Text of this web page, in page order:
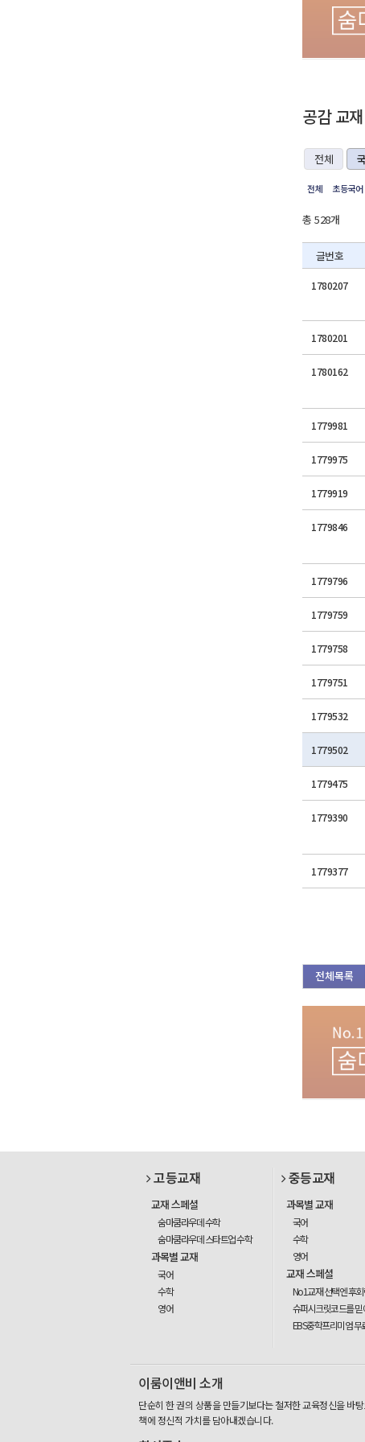
공감 교
전체
전체 초등국
총 528개
글번호
1780207
1780201
1780162
1779981
1779975
1779919
1779846
1779796
1779759
1779758
1779751
1779532
1779502
1779475
1779390
1779377
전체목록
고등교재
교재 스페셜
숨마쿰라우데 수학
숨마쿰라우데 스타트업 수학
과목별 교재
국어
수학
영어
중등교재
과목별 교재
국어
수학
영어
교재 스페셜
No1교재 선택엔 후
슈퍼시크릿코드를 믿
EBS중학프리미엄 무
이룸이앤비 소개
단순히 한 권의 상품을 만들기보다는 철저한 교육정신을 바
책에 정신적 가치를 담아내겠습니다.